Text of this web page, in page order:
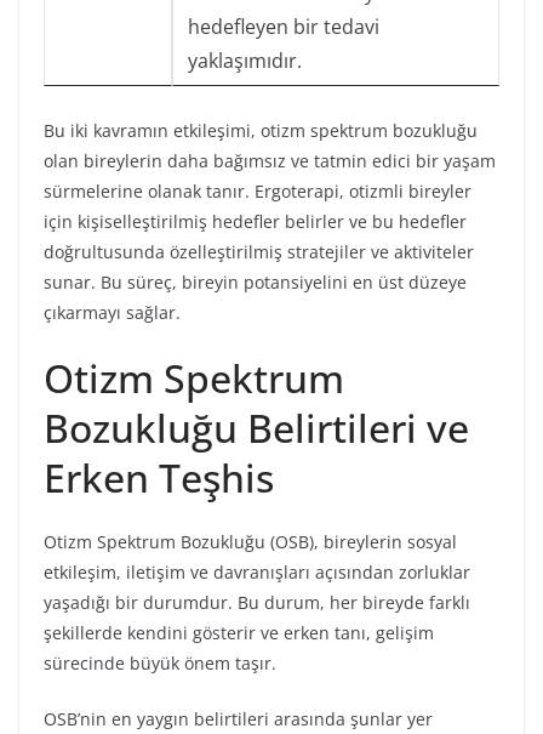
hedefleyen bir tedavi
yaklaşımıdır.
Bu iki kavramın etkileşimi, otizm spektrum bozukluğu
olan bireylerin daha bağımsız ve tatmin edici bir yaşam
sürmelerine olanak tanır. Ergoterapi, otizmli bireyler
için kişiselleştirilmiş hedefler belirler ve bu hedefler
doğrultusunda özelleştirilmiş stratejiler ve aktiviteler
sunar. Bu süreç, bireyin potansiyelini en üst düzeye
çıkarmayı sağlar.
Otizm Spektrum
Bozukluğu Belirtileri ve
Erken Teşhis
Otizm Spektrum Bozukluğu (OSB), bireylerin sosyal
etkileşim, iletişim ve davranışları açısından zorluklar
yaşadığı bir durumdur. Bu durum, her bireyde farklı
şekillerde kendini gösterir ve erken tanı, gelişim
sürecinde büyük önem taşır.
OSB’nin en yaygın belirtileri arasında şunlar yer